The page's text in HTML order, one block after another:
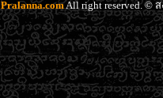
Pralanna.comAll right reserved. ©